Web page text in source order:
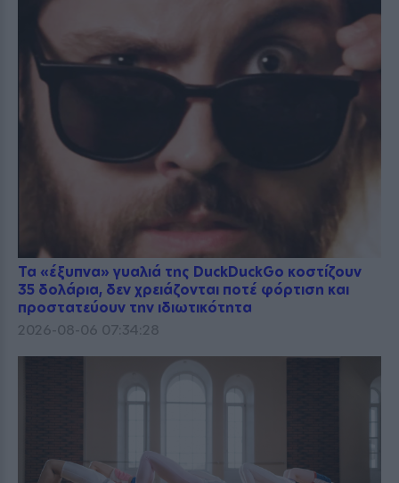
Τα «έξυπνα» γυαλιά της DuckDuckGo κοστίζουν
35 δολάρια, δεν χρειάζονται ποτέ φόρτιση και
προστατεύουν την ιδιωτικότητα
2026-08-06 07:34:28